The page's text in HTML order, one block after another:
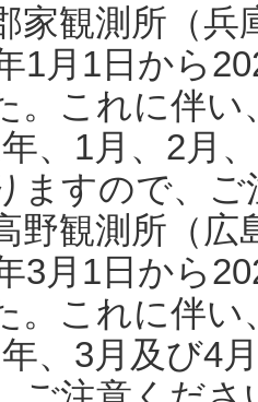
家観測所（
1月1日から
。これに伴い
、1月、2月
ますので、
野観測所（
3月1日から
。これに伴い
、3月及び4